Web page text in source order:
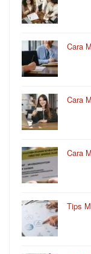
Cara
Cara
Cara
Tips